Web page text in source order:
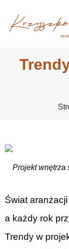
Projekt wnętrza
Świat
a każdy rok
Trendy w